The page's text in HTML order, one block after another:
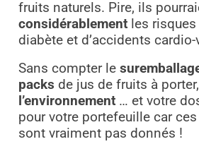
fruits naturels. Pire, ils
considérablementles risques
diabète et d’accidents
Sans compter le
packs de jus de fruits à porter,
l’environnement… et votre
pour votre portefeuille car
sont vraiment pas donnés !